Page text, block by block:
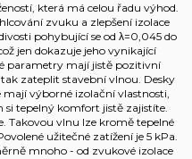
která má celou řadu výhod.
zvuku a zlepšení izolace
pohybující se od λ=0,045 do
jen dokazuje jeho vynikající
parametry mají jistě pozitivní
zateplit stavební vlnou. Desky
výborné izolační vlastnosti,
tepelný komfort jistě zajistíte.
Takovou vlnu lze kromě tepelné
užitečné zatížení je 5 kPa.
mnoho - od zvukové izolace